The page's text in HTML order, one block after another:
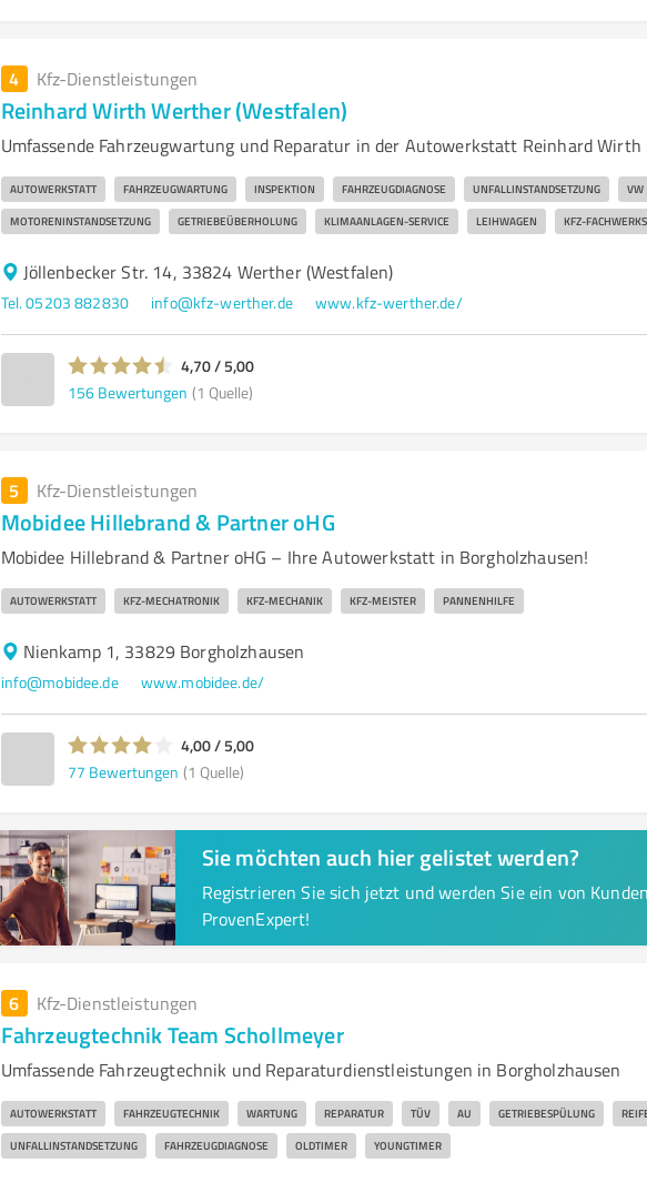
4 Kfz-Dienstleistungen
Reinhard Wirth Werther (Westfalen)
Umfassende Fahrzeugwartung und Reparatur in der Autowerkstatt Reinhard Wirth
AUTOWERKSTATT FAHRZEUGWARTUNG INSPEKTION FAHRZEUGDIAGNOSE UNFALLINSTANDSETZUNG VW
MOTORENINSTANDSETZUNG GETRIEBEÜBERHOLUNG KLIMAANLAGEN-SERVICE LEIHWAGEN KFZ-
Jöllenbecker Str. 14, 33824 Werther (Westfalen)
Tel. 05203 882830 info@kfz-werther.de www.kfz-werther.de/
4,70 / 5,00
156 Bewertungen (1 Quelle)
5 Kfz-Dienstleistungen
Mobidee Hillebrand & Partner oHG
Mobidee Hillebrand & Partner oHG – Ihre Autowerkstatt in Borgholzhausen!
AUTOWERKSTATT KFZ-MECHATRONIK KFZ-MECHANIK KFZ-MEISTER PANNENHILFE
Nienkamp 1, 33829 Borgholzhausen
info@mobidee.de www.mobidee.de/
4,00 / 5,00
77 Bewertungen (1 Quelle)
Sie möchten auch hier gelistet werden?
Registrieren Sie sich jetzt und werden Sie ein von
ProvenExpert!
6 Kfz-Dienstleistungen
Fahrzeugtechnik Team Schollmeyer
Umfassende Fahrzeugtechnik und Reparaturdienstleistungen in Borgholzhausen
AUTOWERKSTATT FAHRZEUGTECHNIK WARTUNG REPARATUR TÜV AU GETRIEBESPÜLUNG
UNFALLINSTANDSETZUNG FAHRZEUGDIAGNOSE OLDTIMER YOUNGTIMER